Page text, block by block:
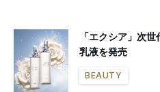
「エクシア」次
乳液を発売
BEAUTY